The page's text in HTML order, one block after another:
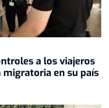
a los viajeros
en su país